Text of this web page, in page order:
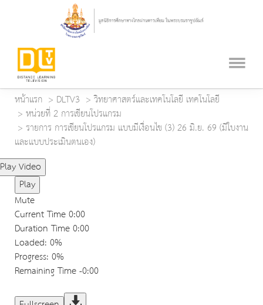
หน้าแรก DLTV3
วิทยาศาสตร์และเทคโนโลยี เทคโนโลยี
หน่วยที่ 2 การเขียนโปรแกรม
รายการ การเขียนโปรแกรม แบบมีเงื่อนไข (3) 26 มิ.ย. 69 (มีใบงาน
และแบบประเมินตนเอง)
Play Video
Play
Mute
Current Time0:00
Duration Time0:00
Loaded: 0%
Progress: 0%
Remaining Time-0:00